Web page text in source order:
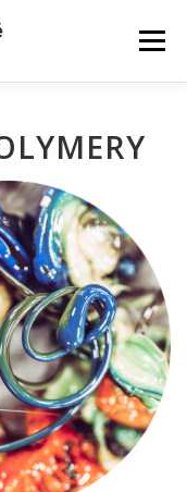
Menu
KONTAKTY